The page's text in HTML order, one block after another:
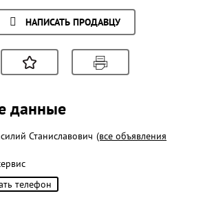
НАПИСАТЬ ПРОДАВЦУ
данные
Станиславович (все объявления
телефон